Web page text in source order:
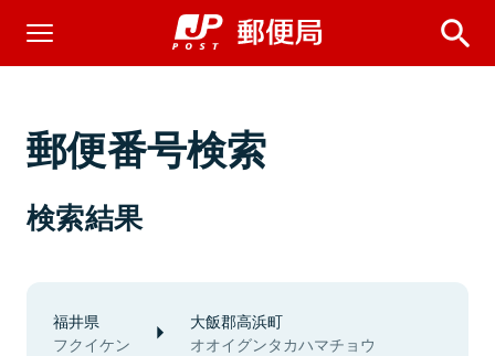
郵便番号検索
検索結果
福井県
フクイケン
大飯郡高浜町
オオイグンタカハマチョウ